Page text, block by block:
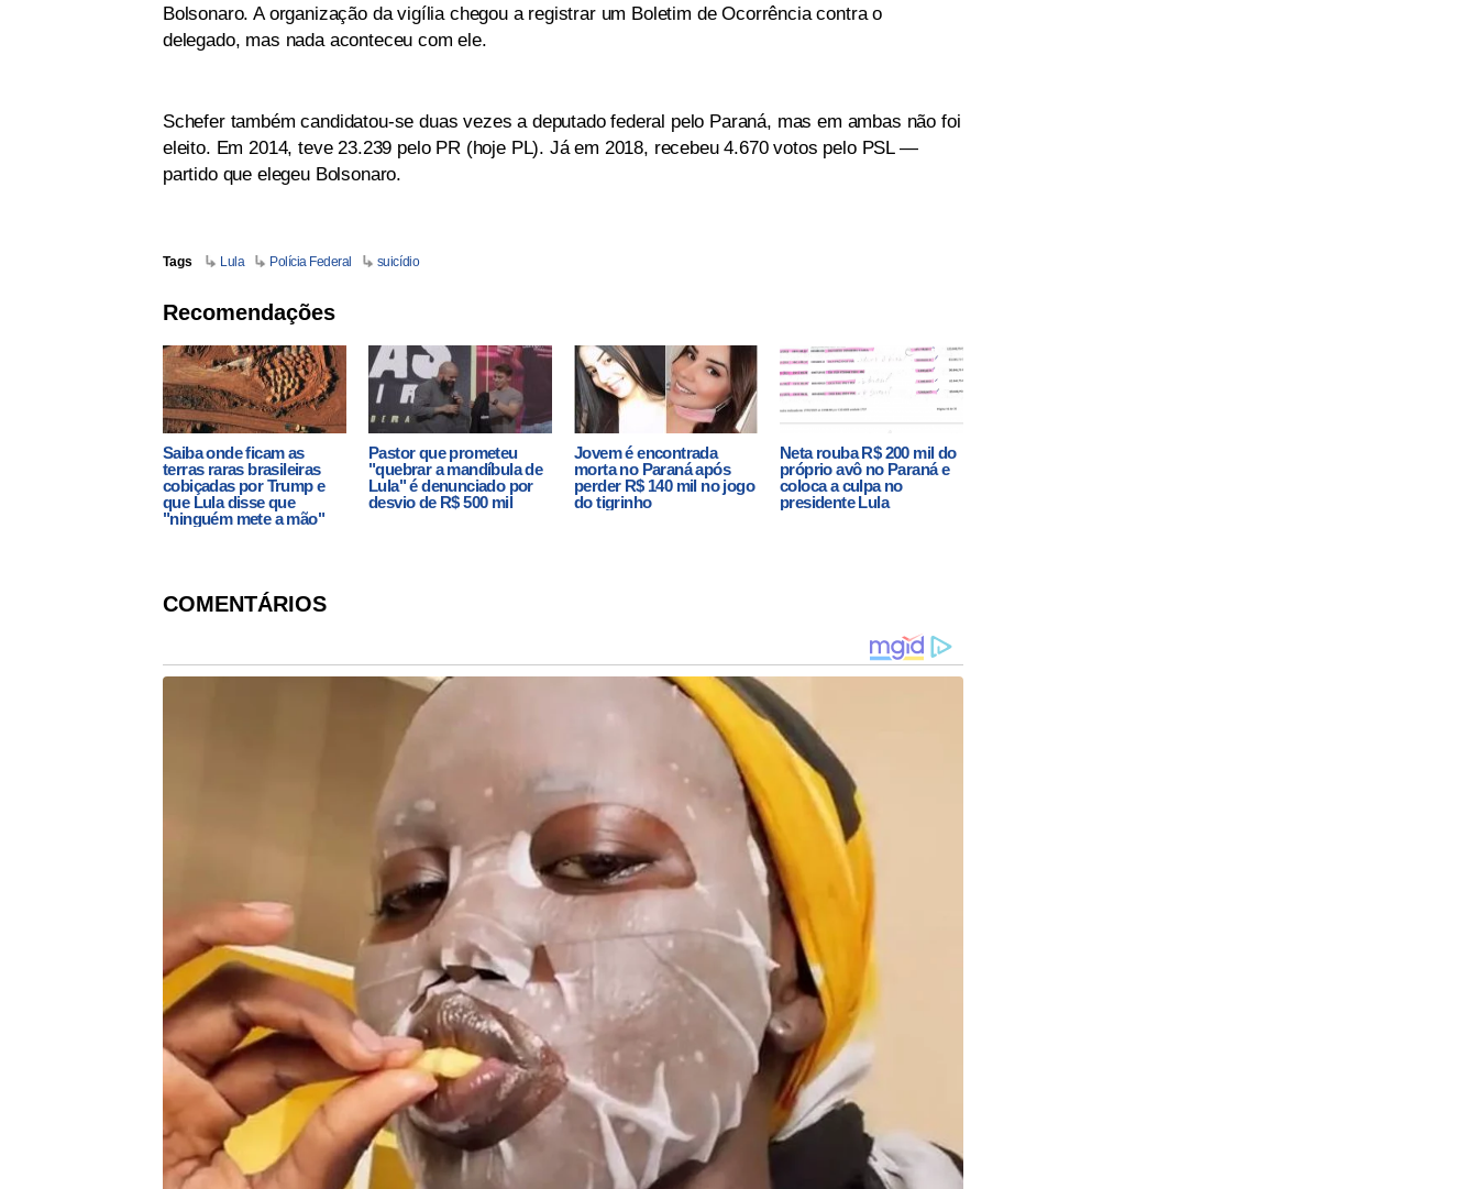
Bolsonaro. A organização da vigília chegou a registrar um Boletim de Ocorrência contra o
delegado, mas nada aconteceu com ele.
Schefer também candidatou-se duas vezes a deputado federal pelo Paraná, mas em ambas não foi
eleito. Em 2014, teve 23.239 pelo PR (hoje PL). Já em 2018, recebeu 4.670 votos pelo PSL —
partido que elegeu Bolsonaro.
Tags Lula Polícia Federal suicídio
Recomendações
Saiba onde ficam as
terras raras brasileiras
cobiçadas por Trump e
que Lula disse que
"ninguém mete a mão"
Pastor que prometeu
"quebrar a mandíbula de
Lula" é denunciado por
desvio de R$ 500 mil
Jovem é encontrada
morta no Paraná após
perder R$ 140 mil no jogo
do tigrinho
Neta rouba R$ 200 mil do
próprio avô no Paraná e
coloca a culpa no
presidente Lula
COMENTÁRIOS